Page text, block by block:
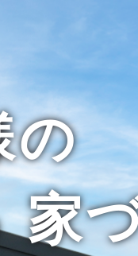
の
家